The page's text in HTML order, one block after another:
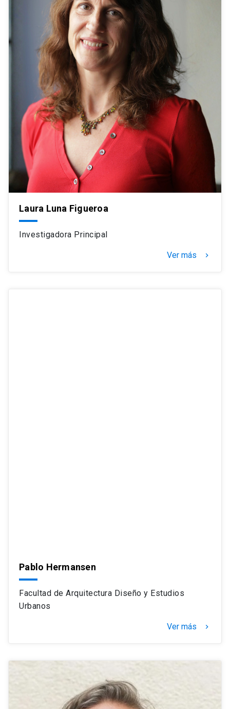
Laura Luna Figueroa
Investigadora Principal
Ver más navigate_next
Pablo Hermansen
Facultad de Arquitectura Diseño y Estudios
Urbanos
Ver más navigate_next